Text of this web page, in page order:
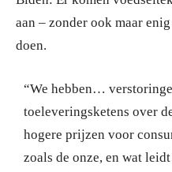
aan – zonder ook maar
doen.
“We hebben…
toeleveringsketens over
hogere prijzen voor
zoals de onze, en wat